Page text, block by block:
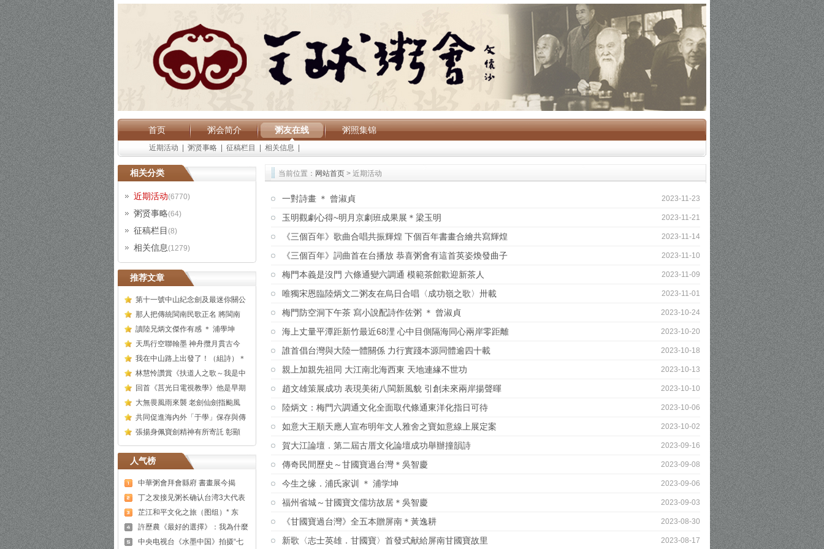
首页 粥会简介 粥友在线 粥照集锦
近期活动 粥贤事略 征稿栏目 相关信息
相关分类
近期活动(6770)
粥贤事略(64)
征稿栏目 (8)
相关信息(1279)
推荐文章
第十一號中山紀念劍及最迷你關公
那人把傳統閩南民歌正名 將閩南
讀陸兄炳文傑作有感 ＊ 浦學坤
天馬行空聯翰墨 神舟攬月貫古今
我在中山路上出發了！（組詩）＊
林慧怜讚賞《扶道人之歌～我是中
回首《莒光日電視教學》他是早期
大無畏風雨來襲 老劍仙劍指颱風
共同促進海內外「于學」保存與傳
張揚身佩寶劍精神有所寄託 彰顯
人气榜
中華粥會拜會縣府 書畫展今揭
丁之发接见粥长确认台湾3大代表
芷江和平文化之旅（图组）* 东
許歷農《最好的選擇》：我為什麼
中央电视台《水墨中国》拍摄“七
当前位置： 网站首页 > 近期活动
一對詩畫 ＊ 曾淑貞 2023-11-23
玉明觀劇心得~明月京劇班成果展＊梁玉明 2023-11-21
《三個百年》歌曲合唱共振輝煌 下個百年書畫合繪共寫輝煌 2023-11-14
《三個百年》詞曲首在台播放 恭喜粥會有這首英姿煥發曲子 2023-11-10
梅門本義是沒門 六條通變六調通 模範茶館歡迎新茶人 2023-11-09
唯獨宋恩臨陸炳文二粥友在烏日合唱〈成功嶺之歌〉卅載 2023-11-01
梅門防空洞下午茶 寫小說配詩作佐粥 ＊ 曾淑貞 2023-10-24
海上丈量平潭距新竹最近68浬 心中目側隔海同心兩岸零距離 2023-10-20
誰首倡台灣與大陸一體關係 力行實踐本源同體逾四十載 2023-10-18
親上加親先祖同 大江南北海西東 天地連緣不世功 2023-10-13
趙文雄策展成功 表現美術八閩新風貌 引創未來兩岸揚聲暉 2023-10-10
陸炳文：梅門六調通文化全面取代條通東洋化指日可待 2023-10-06
如意大王順天應人宣布明年文人雅舍之寶如意線上展定案 2023-10-02
賀大江論壇．第二屆古厝文化論壇成功舉辦撞韻詩 2023-09-16
傳奇民間歷史～甘國寶過台灣＊吳智慶 2023-09-08
今生之缘．浦氏家训 ＊ 浦学坤 2023-09-06
福州省城～甘國寶文儒坊故居＊吳智慶 2023-09-03
《甘國寶過台灣》全五本贈屏南＊黃逸耕 2023-08-30
新歌〈志士英雄．甘國寶〉首發式献給屏南甘國寶故里 2023-08-17